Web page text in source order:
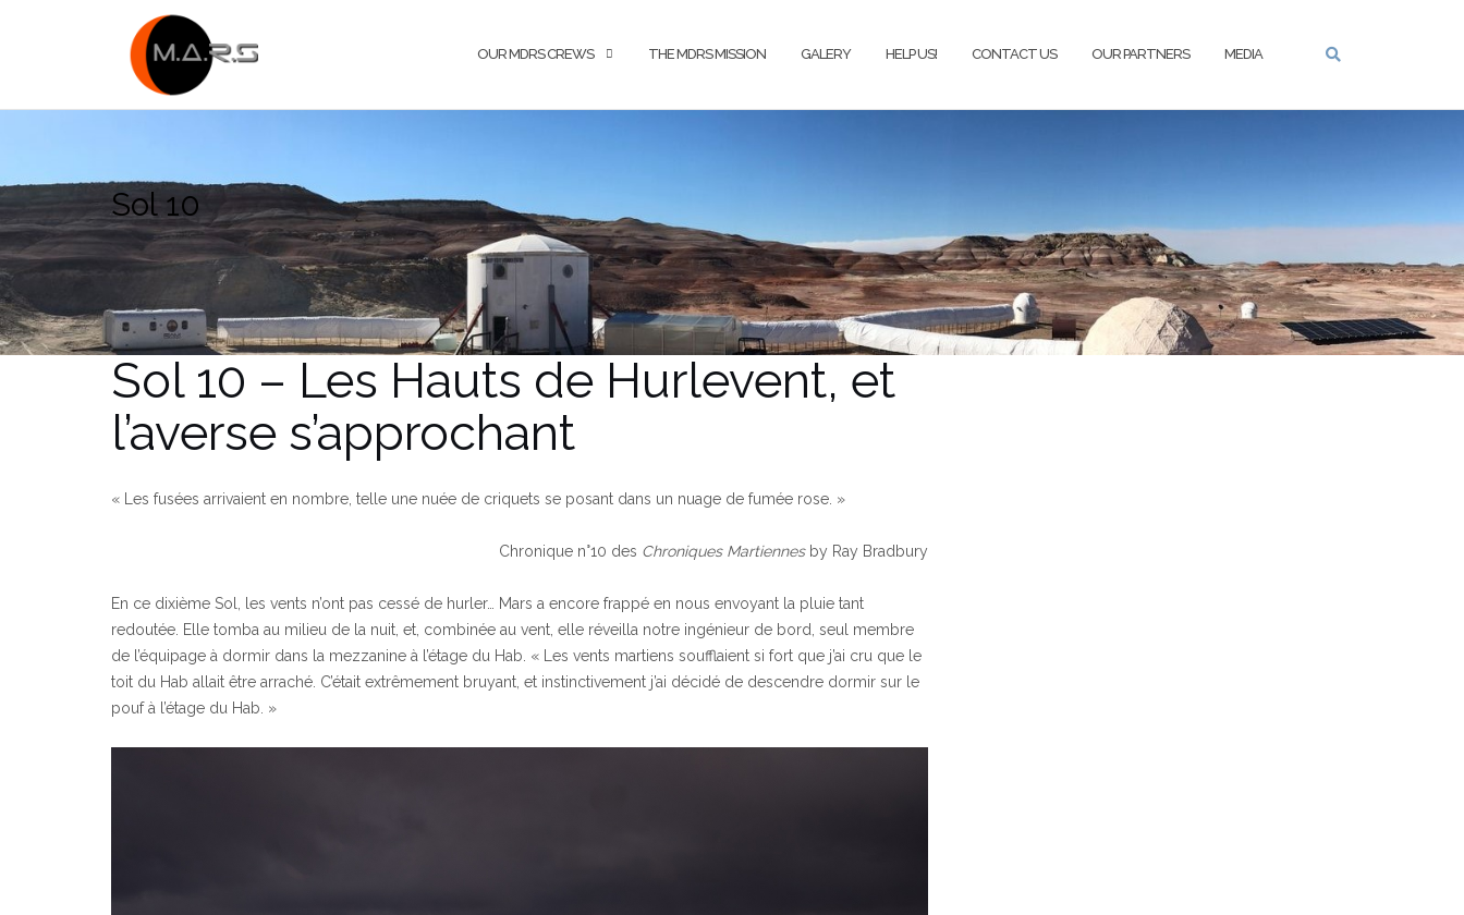
OUR MDRS CREWS THE MDRS MISSION GALERY HELP US! CONTACT US OUR PARTNERS MEDIA
Sol 10
Sol 10 – Les Hauts de Hurlevent, et
l’averse s’approchant
« Les fusées arrivaient en nombre, telle une nuée de criquets se posant dans un nuage de fumée rose. »
Chronique n°10 des Chroniques Martiennesby Ray Bradbury
En ce dixième Sol, les vents n’ont pas cessé de hurler… Mars a encore frappé en nous envoyant la pluie tant
redoutée. Elle tomba au milieu de la nuit, et, combinée au vent, elle réveilla notre ingénieur de bord, seul membre
de l’équipage à dormir dans la mezzanine à l’étage du Hab. « Les vents martiens soufflaient si fort que j’ai cru que le
toit du Hab allait être arraché. C’était extrêmement bruyant, et instinctivement j’ai décidé de descendre dormir sur le
pouf à l’étage du Hab. »